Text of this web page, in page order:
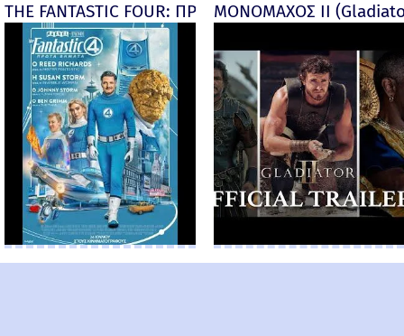
THE FANTASTIC FOUR: ΠΡΩΤΑ ΒΗΜΑΤΑ - final
ΜΟΝΟΜΑΧΟΣ ΙΙ